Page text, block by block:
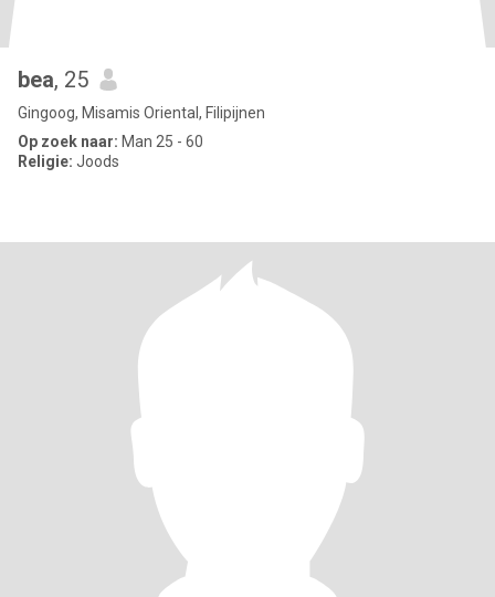
bea, 25
Gingoog, Misamis Oriental, Filipijnen
Op zoek naar: Man 25 - 60
Religie: Joods